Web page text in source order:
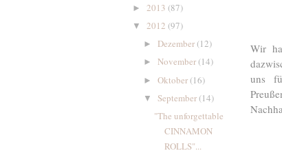
► 2013 (87)
▼ 2012 (97)
► Dezember(12)
► November(14)
► Oktober(16)
▼ September(14)
"The unforgettable
CINNAMON
ROLLS"...
Wir
uns